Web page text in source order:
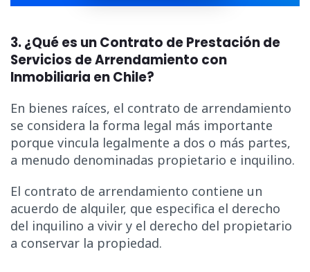
3. ¿Qué es un Contrato de Prestación de
Servicios de Arrendamiento con
Inmobiliaria en Chile?
En bienes raíces, el contrato de arrendamiento
se considera la forma legal más importante
porque vincula legalmente a dos o más partes,
a menudo denominadas propietario e inquilino.
El contrato de arrendamiento contiene un
acuerdo de alquiler, que especifica el derecho
del inquilino a vivir y el derecho del propietario
a conservar la propiedad.